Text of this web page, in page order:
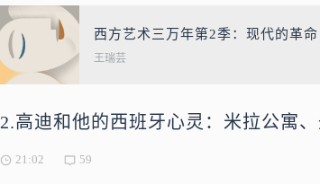
西方艺术三万年第2季：现代的革命
王瑞芸
2.高迪和他的西班牙心灵：米拉公寓
21:02 59